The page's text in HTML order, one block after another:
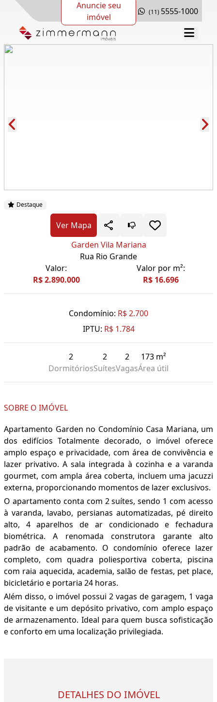
Anuncie seu
imóvel
(11) 5555-1000
Destaque
Ver Mapa
Garden Vila Mariana
Rua Rio Grande
Valor:
R$ 2.890.000
Valor por m²:
R$ 16.696
Condomínio: R$ 2.700
IPTU: R$ 1.784
2
Dormitórios
2
Suítes
2
Vagas
173 m²
Área útil
SOBRE O IMÓVEL
Apartamento Garden no Condomínio Casa Mariana, um
dos edifícios Totalmente decorado, o imóvel oferece
amplo espaço e privacidade, com área de convivência e
lazer privativo. A sala integrada à cozinha e a varanda
gourmet, com ampla área coberta, incluem uma jacuzzi
externa, proporcionando momentos de lazer exclusivos.
O apartamento conta com 2 suítes, sendo 1 com acesso
à varanda, lavabo, persianas automatizadas, pé direito
alto, 4 aparelhos de ar condicionado e fechadura
biométrica. A renomada construtora garante alto
padrão de acabamento. O condomínio oferece lazer
completo, com quadra poliesportiva coberta, piscina
com raia aquecida, academia, salão de festas, pet place,
bicicletário e portaria 24 horas.
Além disso, o imóvel possui 2 vagas de garagem, 1 vaga
de visitante e um depósito privativo, com amplo espaço
de armazenamento. Ideal para quem busca sofisticação
e conforto em uma localização privilegiada.
DETALHES DO IMÓVEL